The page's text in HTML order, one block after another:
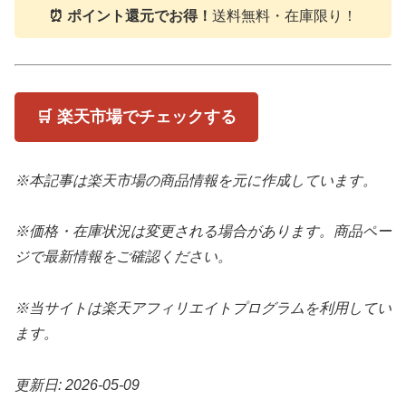
⏰ ポイント還元でお得！ 送料無料・在庫限り！
🛒 楽天市場でチェックする
※本記事は楽天市場の商品情報を元に作成しています。
※価格・在庫状況は変更される場合があります。商品ペー
ジで最新情報をご確認ください。
※当サイトは楽天アフィリエイトプログラムを利用してい
ます。
更新日: 2026-05-09